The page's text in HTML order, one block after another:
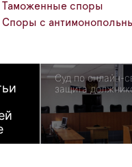
Таможенные споры
Споры с
Суд по онлайн-
защита